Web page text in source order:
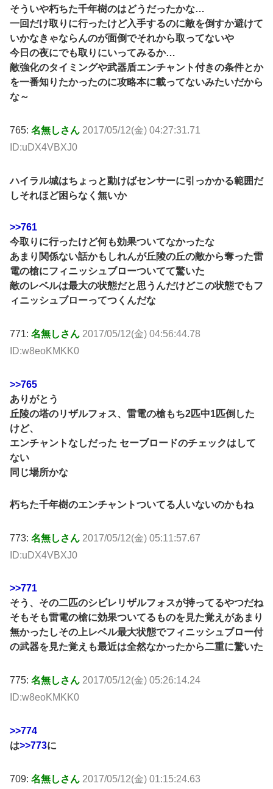
そういや朽ちた千年樹のはどうだったかな…
一回だけ取りに行ったけど入手するのに敵を倒すか避けて
いかなきゃならんのが面倒でそれから取ってないや
今日の夜にでも取りにいってみるか…
敵強化のタイミングや武器盾エンチャント付きの条件とか
を一番知りたかったのに攻略本に載ってないみたいだから
な～
765: 名無しさん 2017/05/12(金) 04:27:31.71
ID:uDX4VBXJ0
ハイラル城はちょっと動けばセンサーに引っかかる範囲だ
しそれほど困らなく無いか
>>761
今取りに行ったけど何も効果ついてなかったな
あまり関係ない話かもしれんが丘陵の丘の敵から奪った雷
電の槍にフィニッシュブローついてて驚いた
敵のレベルは最大の状態だと思うんだけどこの状態でもフ
ィニッシュブローってつくんだな
771: 名無しさん 2017/05/12(金) 04:56:44.78
ID:w8eoKMKK0
>>765
ありがとう
丘陵の塔のリザルフォス、雷電の槍もち2匹中1匹倒した
けど、
エンチャントなしだった セーブロードのチェックはして
ない
同じ場所かな
朽ちた千年樹のエンチャントついてる人いないのかもね
773: 名無しさん 2017/05/12(金) 05:11:57.67
ID:uDX4VBXJ0
>>771
そう、その二匹のシビレリザルフォスが持ってるやつだね
そもそも雷電の槍に効果ついてるものを見た覚えがあまり
無かったしその上レベル最大状態でフィニッシュブロー付
の武器を見た覚えも最近は全然なかったから二重に驚いた
775: 名無しさん 2017/05/12(金) 05:26:14.24
ID:w8eoKMKK0
>>774
は>>773に
709: 名無しさん 2017/05/12(金) 01:15:24.63